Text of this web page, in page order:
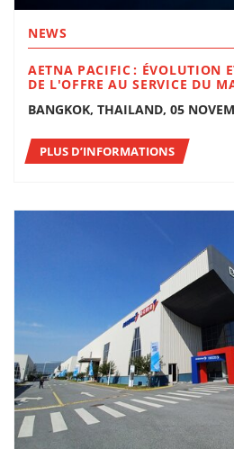
NEWS
AETNA PACIFIC : ÉVOLUTION
DE L'OFFRE AU SERVICE DU
BANGKOK, THAILAND, 05
PLUS D’INFORMATIONS